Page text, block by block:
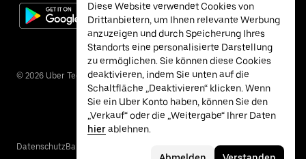
© 2026 Uber Technologies Inc.
DatenschutzBarrierefreiheit
Diese Website verwendet Cookies von
Drittanbietern, um Ihnen relevante Werbung
anzuzeigen und durch Speicherung Ihres
Standorts eine personalisierte Darstellung
zu ermöglichen. Sie können diese Cookies
deaktivieren, indem Sie unten auf die
Schaltfläche „Deaktivieren“ klicken. Wenn
Sie ein Uber Konto haben, können Sie den
„Verkauf“ oder die „Weitergabe“ Ihrer Daten
hierablehnen.